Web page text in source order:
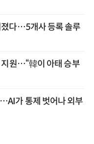
졌다…5개사 등록 솔루
지원…“韓이 아태 승부
가 통제 벗어나 외부